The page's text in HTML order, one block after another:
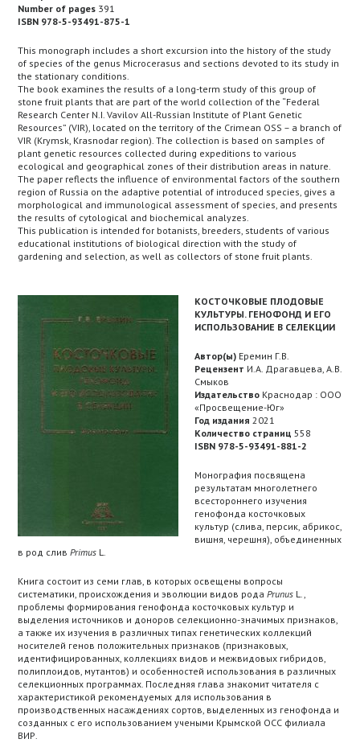
Number of pages 391
ISBN 978-5-93491-875-1
This monograph includes a short excursion into the history of the study
of species of the genus Microcerasus and sections devoted to its study in
the stationary conditions.
The book examines the results of a long-term study of this group of
stone fruit plants that are part of the world collection of the “Federal
Research Center N.I. Vavilov All-Russian Institute of Plant Genetic
Resources” (VIR), located on the territory of the Crimean OSS – a branch of
VIR (Krymsk, Krasnodar region). The collection is based on samples of
plant genetic resources collected during expeditions to various
ecological and geographical zones of their distribution areas in nature.
The paper reflects the influence of environmental factors of the southern
region of Russia on the adaptive potential of introduced species, gives a
morphological and immunological assessment of species, and presents
the results of cytological and biochemical analyzes.
This publication is intended for botanists, breeders, students of various
educational institutions of biological direction with the study of
gardening and selection, as well as collectors of stone fruit plants.
КОСТОЧКОВЫЕ ПЛОДОВЫЕ
КУЛЬТУРЫ. ГЕНОФОНД И ЕГО
ИСПОЛЬЗОВАНИЕ В СЕЛЕКЦИИ
Автор(ы) Еремин Г.В.
Рецензент И.А. Драгавцева, А.В.
Смыков
Издательство Краснодар : ООО
«Просвещение-Юг»
Год издания 2021
Количество страниц 558
ISBN 978-5-93491-881-2
Монография посвящена
результатам многолетнего
всестороннего изучения
генофонда косточковых
культур (слива, персик, абрикос,
вишня, черешня), объединенных
в род сливPrimus L.
Книга состоит из семи глав, в которых освещены вопросы
систематики, происхождения и эволюции видов родаPrunus L.,
проблемы формирования генофонда косточковых культур и
выделения источников и доноров селекционно-значимых признаков,
а также их изучения в различных типах генетических коллекций
носителей генов положительных признаков (признаковых,
идентифицированных, коллекциях видов и межвидовых гибридов,
полиплоидов, мутантов) и особенностей использования в различных
селекционных программах. Последняя глава знакомит читателя с
характеристикой рекомендуемых для использования в
производственных насаждениях сортов, выделенных из генофонда и
созданных с его использованием учеными Крымской ОСС филиала
ВИР.